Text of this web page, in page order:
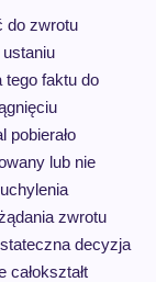
do zwrotu
tego faktu do
pobierało
lub nie
zwrotu
decyzja